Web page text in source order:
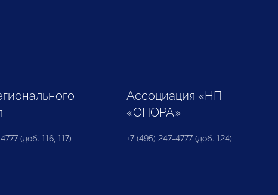
(доб. 116, 117)
Ассоциация «НП
«ОПОРА»
+7 (495) 247-4777 (доб. 124)